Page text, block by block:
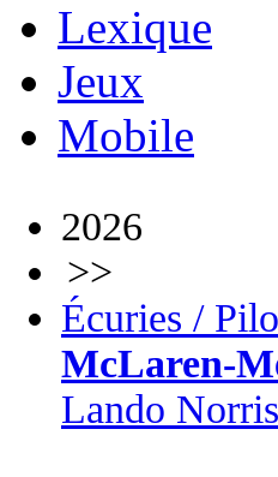
Lexique
Jeux
Mobile
2026
>>
Écuries /
McLaren-
Lando Norris